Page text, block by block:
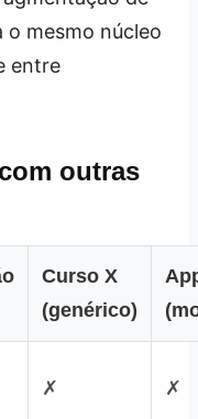
o mesmo núcleo
entre
outras
Curso X
(genérico)
✗ ✗